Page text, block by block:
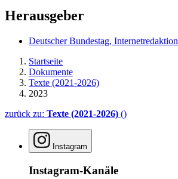
Herausgeber
Deutscher Bundestag, Internetredaktion
Startseite
Dokumente
Texte (2021-2026)
2023
zurück zu: Texte (2021-2026) ()
Instagram
Instagram-Kanäle